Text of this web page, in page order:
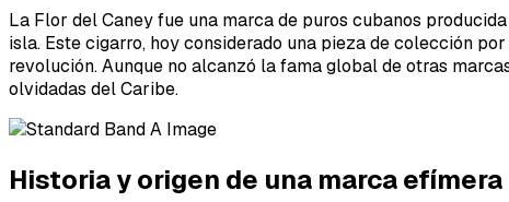
La Flor del Caney fue una marca de puros cubanos
isla. Este cigarro, hoy considerado una pieza de colección
revolución. Aunque no alcanzó la fama global de otras
olvidadas del Caribe.
Historia y origen de una marca efímera